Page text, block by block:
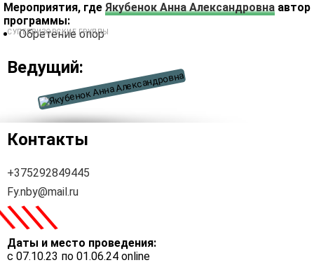
Мероприятия, где Якубенок Анна Александровна автор
программы:
Обретение опор
СУПЕРВИЗОРСКИЕ ГРУППЫ
Ведущий:
Контакты
+375292849445
Fy.nby@mail.ru
\\\
Даты и место проведения:
с 07.10.23 по 01.06.24 online